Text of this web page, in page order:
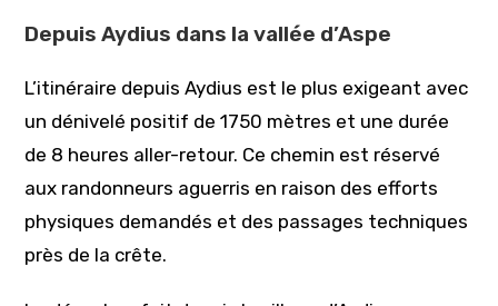
Depuis Aydius dans la vallée d’Aspe
L’itinéraire depuis Aydius est le plus exigeant avec
un dénivelé positif de 1750 mètres et une durée
de 8 heures aller-retour. Ce chemin est réservé
aux randonneurs aguerris en raison des efforts
physiques demandés et des passages techniques
près de la crête.